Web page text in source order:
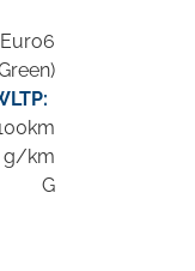
Euro6
g/km
G